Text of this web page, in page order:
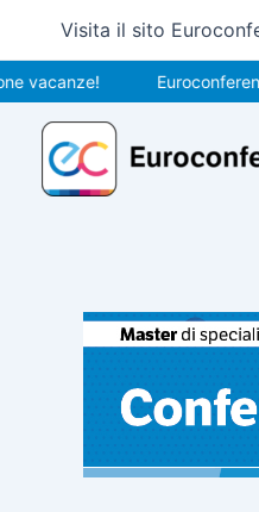
contenuto
Visita il sito
Euroconference